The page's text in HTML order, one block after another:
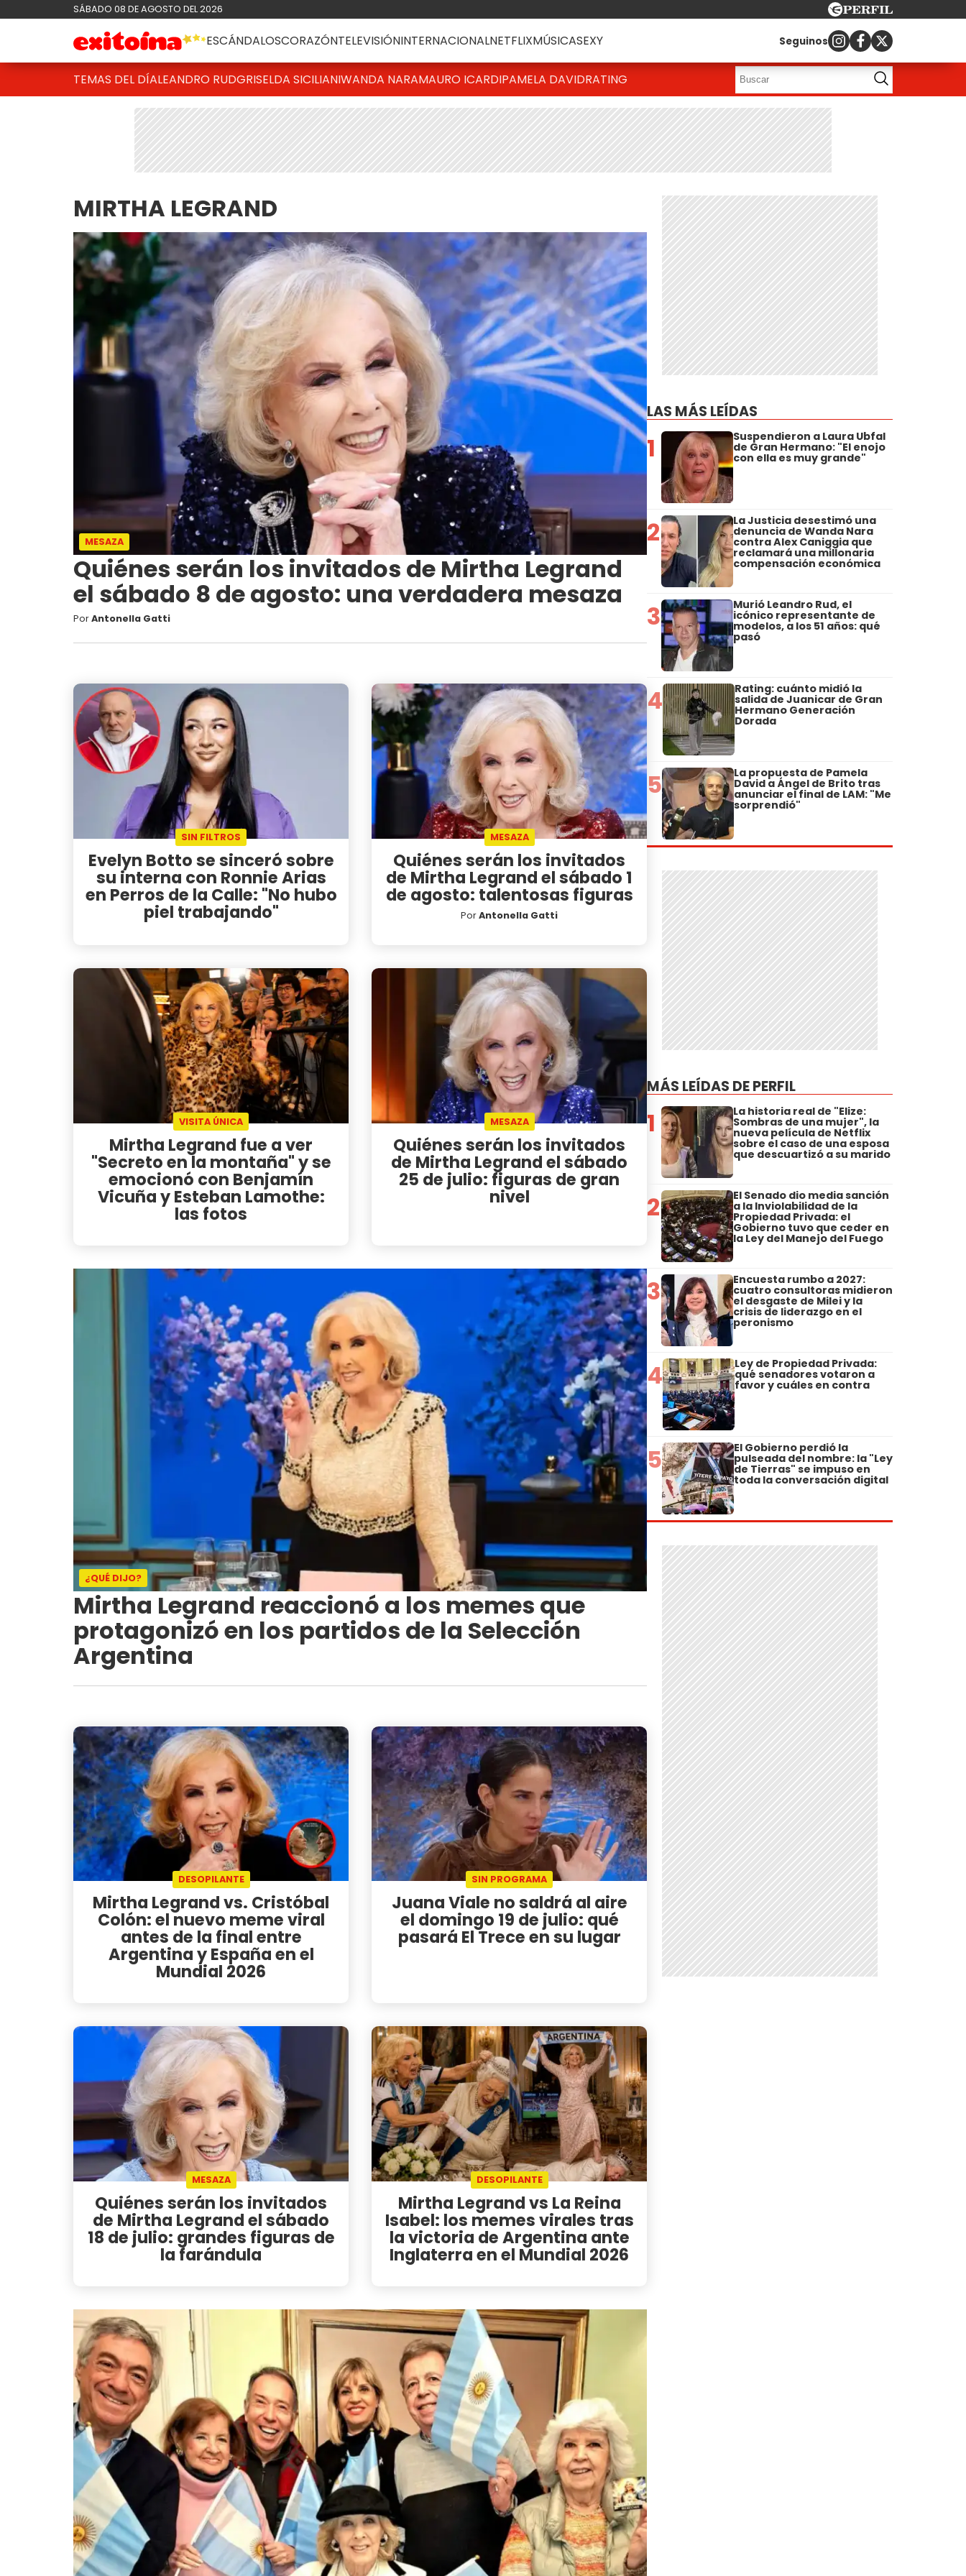
SÁBADO 08 DE AGOSTO DEL 2026
ESCÁNDALOSCORAZÓNTELEVISIÓNINTERNACIONALNETFLIXMÚSICASEXY Seguinos
TEMAS DEL DÍALEANDRO RUDGRISELDA SICILIANIWANDA NARAMAURO ICARDIPAMELA DAVIDRATING
MIRTHA LEGRAND
MESAZA
Quiénes serán los invitados de Mirtha Legrand
el sábado 8 de agosto: una verdadera mesaza
PorAntonella Gatti
SIN FILTROS
Evelyn Botto se sinceró sobre
su interna con Ronnie Arias
en Perros de la Calle: "No hubo
piel trabajando"
MESAZA
Quiénes serán los invitados
de Mirtha Legrand el sábado 1
de agosto: talentosas figuras
PorAntonella Gatti
VISITA ÚNICA
Mirtha Legrand fue a ver
"Secreto en la montaña" y se
emocionó con Benjamín
Vicuña y Esteban Lamothe:
las fotos
MESAZA
Quiénes serán los invitados
de Mirtha Legrand el sábado
25 de julio: figuras de gran
nivel
¿QUÉ DIJO?
Mirtha Legrand reaccionó a los memes que
protagonizó en los partidos de la Selección
Argentina
DESOPILANTE
Mirtha Legrand vs. Cristóbal
Colón: el nuevo meme viral
antes de la final entre
Argentina y España en el
Mundial 2026
SIN PROGRAMA
Juana Viale no saldrá al aire
el domingo 19 de julio: qué
pasará El Trece en su lugar
MESAZA
Quiénes serán los invitados
de Mirtha Legrand el sábado
18 de julio: grandes figuras de
la farándula
DESOPILANTE
Mirtha Legrand vs La Reina
Isabel: los memes virales tras
la victoria de Argentina ante
Inglaterra en el Mundial 2026
LAS MÁS LEÍDAS
1 Suspendieron a Laura Ubfal
de Gran Hermano: "El enojo
con ella es muy grande"
2 La Justicia desestimó una
denuncia de Wanda Nara
contra Alex Caniggia que
reclamará una millonaria
compensación económica
3 Murió Leandro Rud, el
icónico representante de
modelos, a los 51 años: qué
pasó
4 Rating: cuánto midió la
salida de Juanicar de Gran
Hermano Generación
Dorada
5 La propuesta de Pamela
David a Ángel de Brito tras
anunciar el final de LAM: "Me
sorprendió"
MÁS LEÍDAS DE PERFIL
1 La historia real de "Elize:
Sombras de una mujer", la
nueva película de Netflix
sobre el caso de una esposa
que descuartizó a su marido
2 El Senado dio media sanción
a la Inviolabilidad de la
Propiedad Privada: el
Gobierno tuvo que ceder en
la Ley del Manejo del Fuego
3 Encuesta rumbo a 2027:
cuatro consultoras midieron
el desgaste de Milei y la
crisis de liderazgo en el
peronismo
4 Ley de Propiedad Privada:
qué senadores votaron a
favor y cuáles en contra
5 El Gobierno perdió la
pulseada del nombre: la "Ley
de Tierras" se impuso en
toda la conversación digital